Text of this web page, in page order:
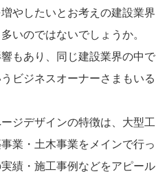
やしたいとお考えの建設業界
いのではないでしょうか。
もあり、同じ建設業界の中で
ビジネスオーナーさまもいる
ジデザインの特徴は、大型工
業・土木事業をメインで行っ
績・施工事例などをアピール